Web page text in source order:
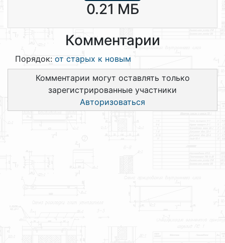
0.21 МБ
Комментарии
Порядок: от старых к новым
Комментарии могут оставлять только
зарегистрированные участники
Авторизоваться